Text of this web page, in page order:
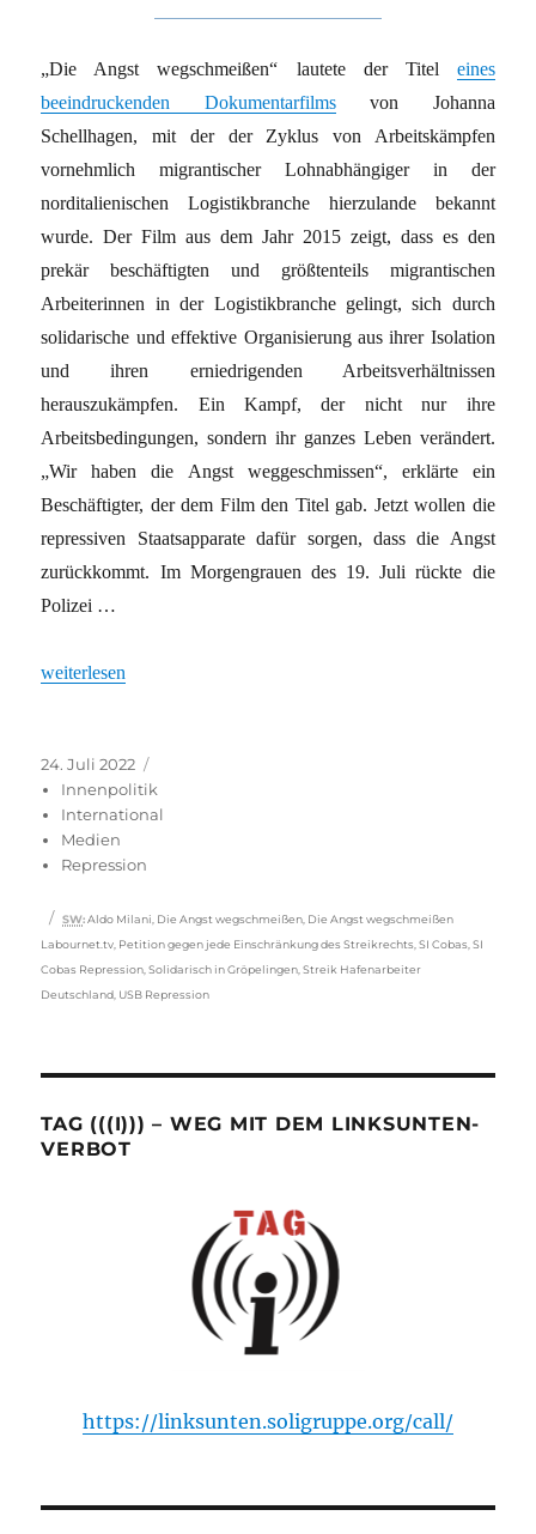
„Die Angst wegschmeißen“ lautete der Titel eines
beeindruckenden Dokumentarfilmsvon Johanna
Schellhagen, mit der der Zyklus von Arbeitskämpfen
vornehmlich migrantischer Lohnabhängiger in der
norditalienischen Logistikbranche hierzulande bekannt
wurde. Der Film aus dem Jahr 2015 zeigt, dass es den
prekär beschäftigten und größtenteils migrantischen
Arbeiterinnen in der Logistikbranche gelingt, sich durch
solidarische und effektive Organisierung aus ihrer Isolation
und ihren erniedrigenden Arbeitsverhältnissen
herauszukämpfen. Ein Kampf, der nicht nur ihre
Arbeitsbedingungen, sondern ihr ganzes Leben verändert.
„Wir haben die Angst weggeschmissen“, erklärte ein
Beschäftigter, der dem Film den Titel gab. Jetzt wollen die
repressiven Staatsapparate dafür sorgen, dass die Angst
zurückkommt. Im Morgengrauen des 19. Juli rückte die
Polizei …
„Wenn Arbeitskämpfe für kriminell erklärt werden“
weiterlesen
Veröffentlicht
am
24. Juli 2022
Innenpolitik
International
Medien
Repression
Schlagwörter
SW: Aldo Milani Die Angst wegschmeißen Die Angst wegschmeißen
Labournet.tv Petition gegen jede Einschränkung des Streikrechts ,SI Cobas ,SI
Cobas Repression ,Solidarisch in Gröpelingen ,Streik Hafenarbeiter
Deutschland USB Repression
TAG (((I))) – WEG MIT DEM LINKSUNTEN-
VERBOT
https://linksunten.soligruppe.org/call/